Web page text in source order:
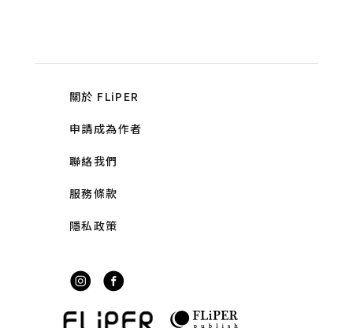
關於 FLiPER
申請成為作者
聯絡我們
服務條款
隱私政策